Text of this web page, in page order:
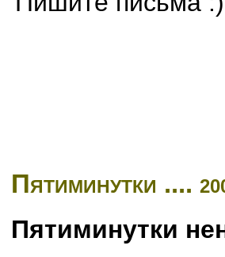
Пятиминутки ....
Пятиминутки